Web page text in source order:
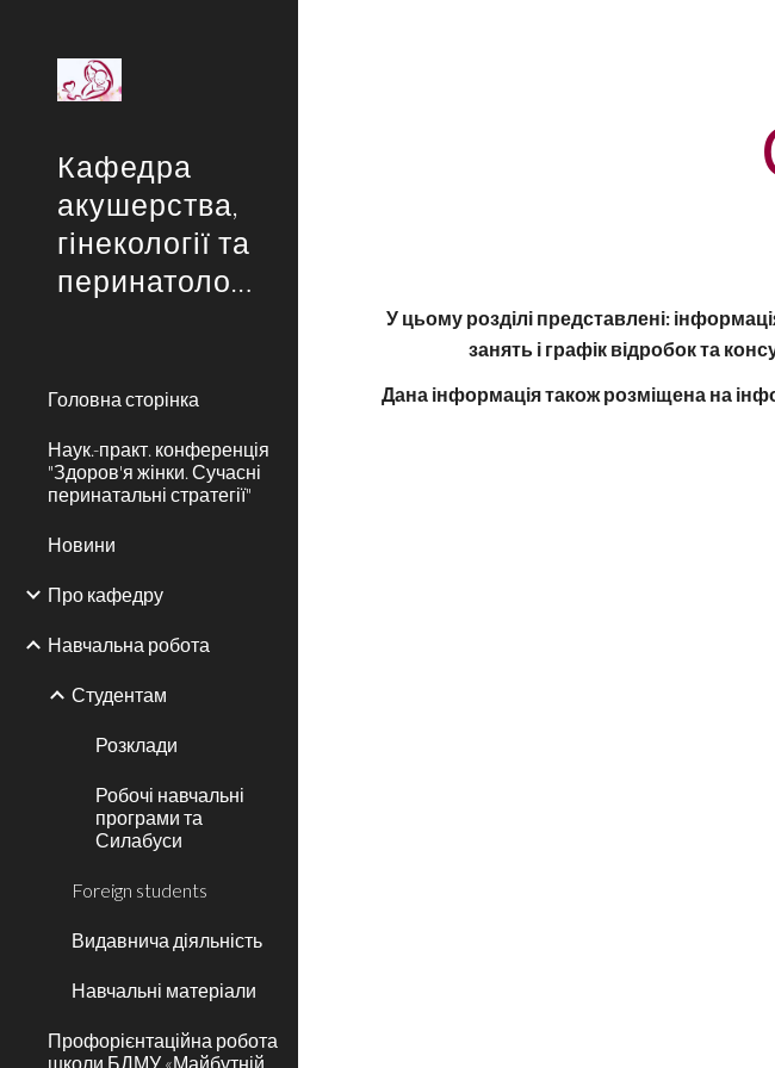
Кафедра
акушерства,
гінекології та
перинатології
Головна сторінка
Наук.-практ. конференція
"Здоров'я жінки. Сучасні
перинатальні стратегії"
Новини
Про кафедру
Навчальна робота
Студентам
Розклади
Робочі навчальні
програми та
Силабуси
Foreign students
Видавнича діяльність
Навчальні матеріали
Профорієнтаційна робота
школи БДМУ «Майбутній
У цьому розділі представлені:
занять і графік відробок та
Дана інформація також розміщена на